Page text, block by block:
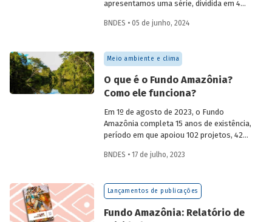
apresentamos uma série, dividida em 4
BNDES relacionadas ao tema. Esta
Amazônia e Estruturação de Soluções de
Parques e Florestas.
BNDES • 05 de junho, 2024
Meio ambiente e clima
O que é o Fundo Amazônia?
Como ele funciona?
Em 1º de agosto de 2023, o Fundo
Amazônia completa 15 anos de existência,
período em que apoiou 102 projetos, 42
que é o fundo? Como ele funciona? Qual é
BNDES • 17 de julho, 2023
Lançamentos de publicações
Fundo Amazônia: Relatório de